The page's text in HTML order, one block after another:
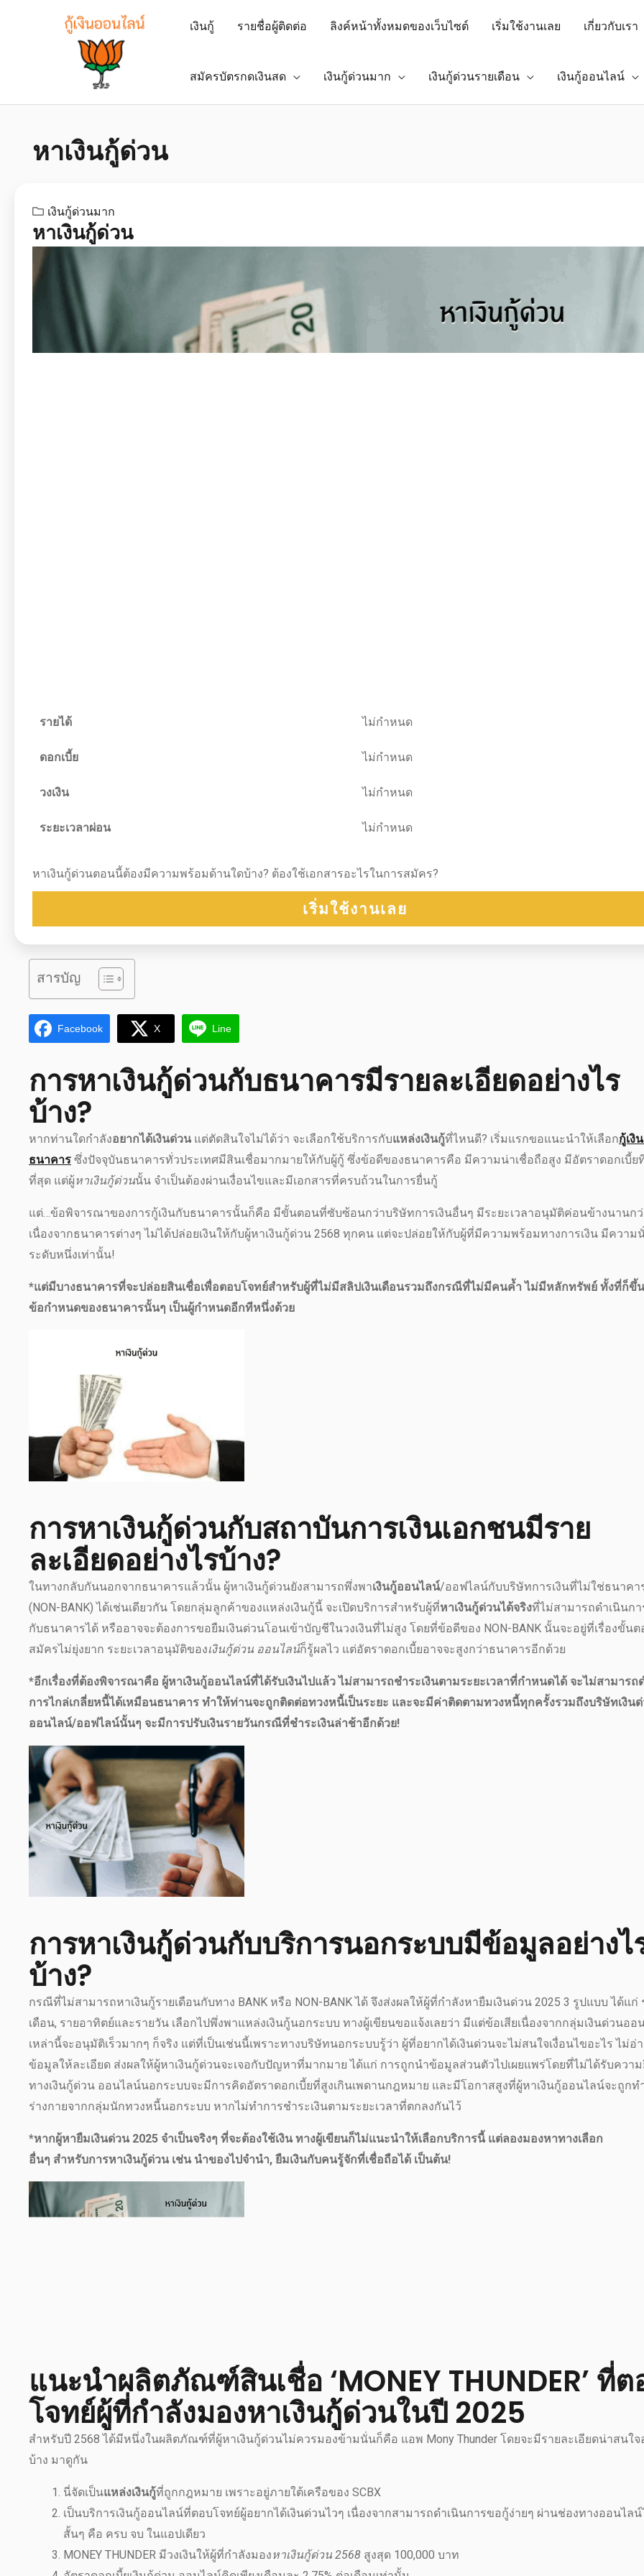
เงินกู้ รายชื่อผู้ติดต่อ ลิงค์หน้าทั้งหมดของเว็บไซต์ เริ่มใช้งานเลย เกี่ยวกับเรา
สมัครบัตรกดเงินสด เงินกู้ด่วนมาก เงินกู้ด่วนรายเดือน เงินกู้ออนไลน์
หาเงินกู้ด่วน
เงินกู้ด่วนมาก
หาเงินกู้ด่วน
รายได้ ไม่กำหนด
ดอกเบี้ย ไม่กำหนด
วงเงิน ไม่กำหนด
ระยะเวลาผ่อน ไม่กำหนด
หาเงินกู้ด่วนตอนนี้ต้องมีความพร้อมด้านใดบ้าง? ต้องใช้เอกสารอะไรในการสมัคร?
เริ่มใช้งานเลย
สารบัญ
Facebook X Line
การหาเงินกู้ด่วนกับธนาคารมีรายละเอียดอย่างไร
บ้าง?
หากท่านใดกำลังอยากได้เงินด่วน แต่ตัดสินใจไม่ได้ว่า จะเลือกใช้บริการกับแหล่งเงินกู้ที่ไหนดี? เริ่มแรกขอแนะนำให้เลือกกู้เงิ
ธนาคาร ซึ่งปัจจุบันธนาคารทั่วประเทศมีสินเชื่อมากมายให้กับผู้กู้ ซึ่งข้อดีของธนาคารคือ มีความน่าเชื่อถือสูง มีอัตราดอกเบี้ย
ที่สุด แต่ผู้หาเงินกู้ด่วนนั้น จำเป็นต้องผ่านเงื่อนไขและมีเอกสารที่ครบถ้วนในการยื่นกู้
แต่…ข้อพิจารณาของการกู้เงินกับธนาคารนั้นก็คือ มีขั้นตอนที่ซับซ้อนกว่าบริษัทการเงินอื่นๆ มีระยะเวลาอนุมัติค่อนข้างนานก
เนื่องจากธนาคารต่างๆ ไม่ได้ปล่อยเงินให้กับผู้หาเงินกู้ด่วน 2568 ทุกคน แต่จะปล่อยให้กับผู้ที่มีความพร้อมทางการเงิน มีความ
ระดับหนึ่งเท่านั้น!
*แต่มีบางธนาคารที่จะปล่อยสินเชื่อเพื่อตอบโจทย์สำหรับผู้ที่ไม่มีสลิปเงินเดือนรวมถึงกรณีที่ไม่มีคนค้ำ ไม่มีหลักทรัพย์ ทั้งที่ก็ขึ้
ข้อกำหนดของธนาคารนั้นๆ เป็นผู้กำหนดอีกทีหนึ่งด้วย
การหาเงินกู้ด่วนกับสถาบันการเงินเอกชนมีราย
ละเอียดอย่างไรบ้าง?
ในทางกลับกันนอกจากธนาคารแล้วนั้น ผู้หาเงินกู้ด่วนยังสามารถพึ่งพาเงินกู้ออนไลน์/ออฟไลน์กับบริษัทการเงินที่ไม่ใช่ธนาคา
(NON-BANK) ได้เช่นเดียวกัน โดยกลุ่มลูกค้าของแหล่งเงินกู้นี้ จะเปิดบริการสำหรับผู้ที่หาเงินกู้ด่วนได้จริงที่ไม่สามารถดำเนินก
กับธนาคารได้ หรืออาจจะต้องการขอยืมเงินด่วนโอนเข้าบัญชีในวงเงินที่ไม่สูง โดยที่ข้อดีของ NON-BANK นั้นจะอยู่ที่เรื่องขั้นต
สมัครไม่ยุ่งยาก ระยะเวลาอนุมัติของเงินกู้ด่วน ออนไลน์ก็รู้ผลไว แต่อัตราดอกเบี้ยอาจจะสูงกว่าธนาคารอีกด้วย
*อีกเรื่องที่ต้องพิจารณาคือ ผู้หาเงินกู้ออนไลน์ที่ได้รับเงินไปแล้ว ไม่สามารถชำระเงินตามระยะเวลาที่กำหนดได้ จะไม่สามารถ
การไกล่เกลี่ยหนี้ได้เหมือนธนาคาร ทำให้ท่านจะถูกติดต่อทวงหนี้เป็นระยะ และจะมีค่าติดตามทวงหนี้ทุกครั้งรวมถึงบริษัทเงิน
ออนไลน์/ออฟไลน์นั้นๆ จะมีการปรับเงินรายวันกรณีที่ชำระเงินล่าช้าอีกด้วย!
การหาเงินกู้ด่วนกับบริการนอกระบบมีข้อมูลอย่างไ
บ้าง?
กรณีที่ไม่สามารถหาเงินกู้รายเดือนกับทาง BANK หรือ NON-BANK ได้ จึงส่งผลให้ผู้ที่กำลังหายืมเงินด่วน 2025 3 รูปแบบ ได้แก่
เดือน, รายอาทิตย์และรายวัน เลือกไปพึ่งพาแหล่งเงินกู้นอกระบบ ทางผู้เขียนขอแจ้งเลยว่า มีแต่ข้อเสียเนื่องจากกลุ่มเงินด่วนออ
เหล่านี้จะอนุมัติเร็วมากๆ ก็จริง แต่ที่เป็นเช่นนี้เพราะทางบริษัทนอกระบบรู้ว่า ผู้ที่อยากได้เงินด่วนจะไม่สนใจเงื่อนไขอะไร ไม่อ่
ข้อมูลให้ละเอียด ส่งผลให้ผู้หาเงินกู้ด่วนจะเจอกับปัญหาที่มากมาย ได้แก่ การถูกนำข้อมูลส่วนตัวไปเผยแพร่โดยที่ไม่ได้รับควา
ทางเงินกู้ด่วน ออนไลน์นอกระบบจะมีการคิดอัตราดอกเบี้ยที่สูงเกินเพดานกฎหมาย และมีโอกาสสูงที่ผู้หาเงินกู้ออนไลน์จะถูกท
ร่างกายจากกลุ่มนักทวงหนี้นอกระบบ หากไม่ทำการชำระเงินตามระยะเวลาที่ตกลงกันไว้
*หากผู้หายืมเงินด่วน 2025 จำเป็นจริงๆ ที่จะต้องใช้เงิน ทางผู้เขียนก็ไม่แนะนำให้เลือกบริการนี้ แต่ลองมองหาทางเลือก
อื่นๆ สำหรับการหาเงินกู้ด่วน เช่น นำของไปจำนำ, ยืมเงินกับคนรู้จักที่เชื่อถือได้ เป็นต้น!
แนะนำผลิตภัณฑ์สินเชื่อ ‘MONEY THUNDER’ ที่
โจทย์ผู้ที่กำลังมองหาเงินกู้ด่วนในปี 2025
สำหรับปี 2568 ได้มีหนึ่งในผลิตภัณฑ์ที่ผู้หาเงินกู้ด่วนไม่ควรมองข้ามนั่นก็คือ แอพ Mony Thunder โดยจะมีรายละเอียดน่าสนใจ
บ้าง มาดูกัน
นี่จัดเป็นแหล่งเงินกู้ที่ถูกกฎหมาย เพราะอยู่ภายใต้เครือของ SCBX
เป็นบริการเงินกู้ออนไลน์ที่ตอบโจทย์ผู้อยากได้เงินด่วนไวๆ เนื่องจากสามารถดำเนินการขอกู้ง่ายๆ ผ่านช่องทางออนไลน์
สั้นๆ คือ ครบ จบ ในแอปเดียว
MONEY THUNDER มีวงเงินให้ผู้ที่กำลังมองหาเงินกู้ด่วน 2568 สูงสุด 100,000 บาท